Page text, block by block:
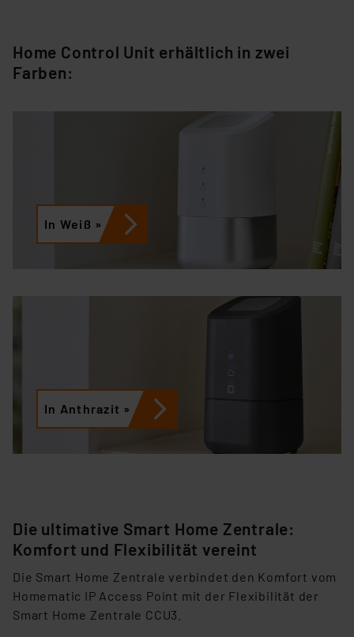
Home Control Unit erhältlich in zwei
Farben:
In Weiß »
In Anthrazit »
Die ultimative Smart Home Zentrale:
Komfort und Flexibilität vereint
Die Smart Home Zentrale verbindet den Komfort vom
Homematic IP Access Point mit der Flexibilität der
Smart Home Zentrale CCU3.